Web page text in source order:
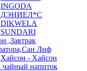
INGODA
ДЭНИЕЛ*С
DIKWELA
SUNDARI
,Завтрак
Лиф
Хайсон - Хайсон
чайный напиток